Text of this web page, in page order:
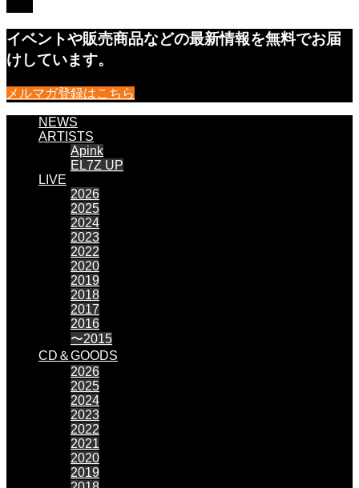
イベントや販売商品などの最新情報を無料でお届
けしています。
メルマガ登録はこちら
NEWS
ARTISTS
Apink
EL7Z UP
LIVE
2026
2025
2024
2023
2022
2020
2019
2018
2017
2016
〜2015
CD＆GOODS
2026
2025
2024
2023
2022
2021
2020
2019